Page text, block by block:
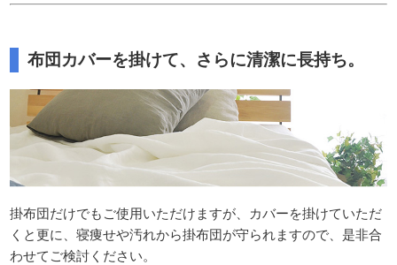
布団カバーを掛けて、さらに清潔に長持ち。
掛布団だけでもご使用いただけますが、カバーを掛けていただ
くと更に、寝痩せや汚れから掛布団が守られますので、是非合
わせてご検討ください。